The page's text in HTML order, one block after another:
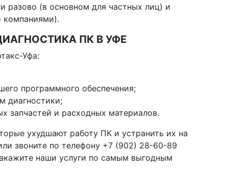
разово (в основном для частных лиц) и
компаниями).
ПК В УФЕ
Уфа:
программного обеспечения;
диагностики;
запчастей и расходных материалов.
ухудшают работу ПК и устранить их на
звоните по телефону +7 (902) 28-60-89
наши услуги по самым выгодным